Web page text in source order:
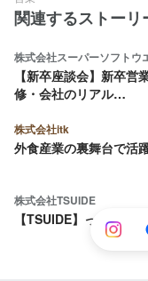
関連するストーリ
株式会社スーパーソフトウ
【新卒座談会】新卒営
修・会社のリアル…
株式会社itk
外食産業の裏舞台で活
株式会社TSUIDE
【TSUIDE】ってどんな